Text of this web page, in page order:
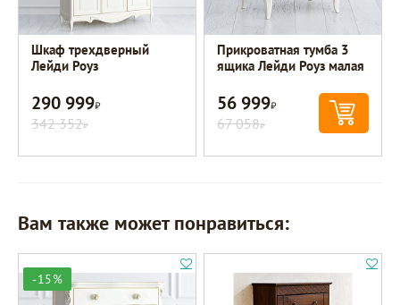
Шкаф трехдверный
Лейди Роуз
290 999Р
342 352Р
Прикроватная тумба 3
ящика Лейди Роуз малая
56 999Р
67 058Р
Вам также может понравиться:
-15%